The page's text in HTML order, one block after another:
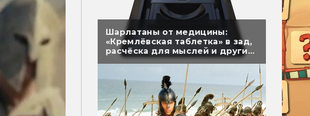
Шарлатаны от медицины:
«Кремлёвская таблетка» в зад,
расчёска для мыслей и другие
лжеприборы